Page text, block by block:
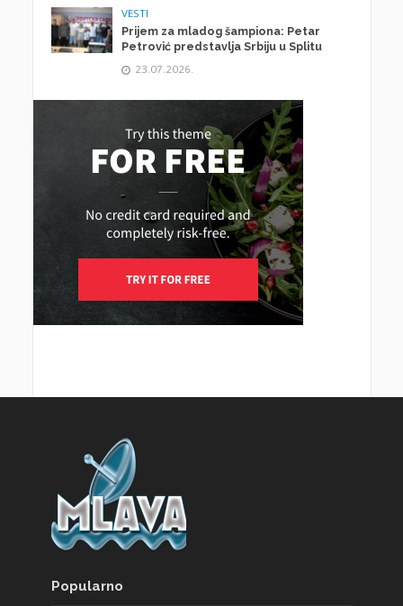
VESTI
Prijem za mladog šampiona: Petar
Petrović predstavlja Srbiju u Splitu
23.07.2026.
Popularno